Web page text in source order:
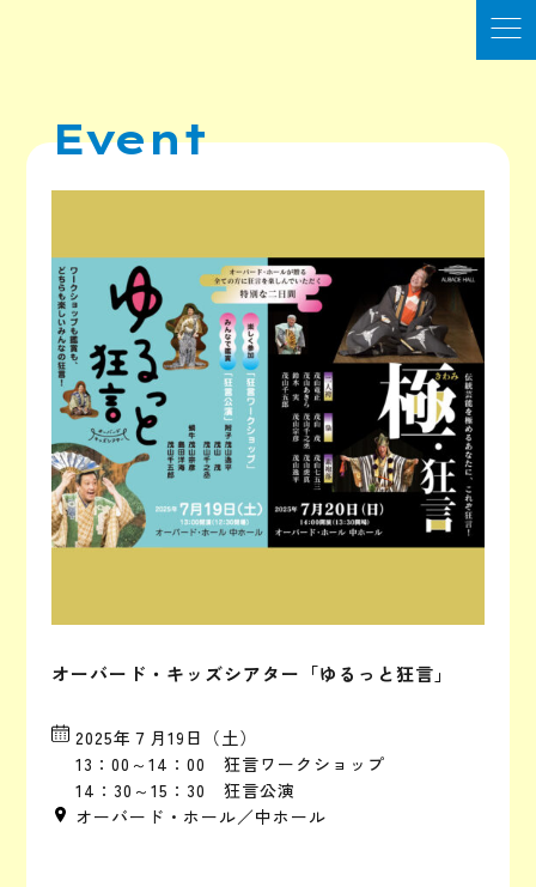
Event
オーバード・キッズシアター「ゆるっと狂言」
2025年７月19日（土）
13：00～14：00 狂言ワークショップ
14：30～15：30 狂言公演
オーバード・ホール／中ホール